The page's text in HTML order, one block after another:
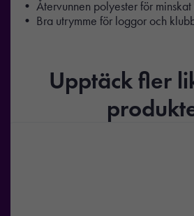
• Återvunnen polyester för
• Bra utrymme för loggor och
Upptäck fler